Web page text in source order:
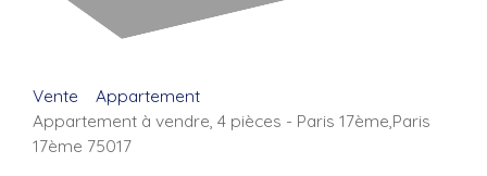
Vente
Appartement
Appartement à vendre, 4 pièces - Paris 17ème,Paris
17ème 75017